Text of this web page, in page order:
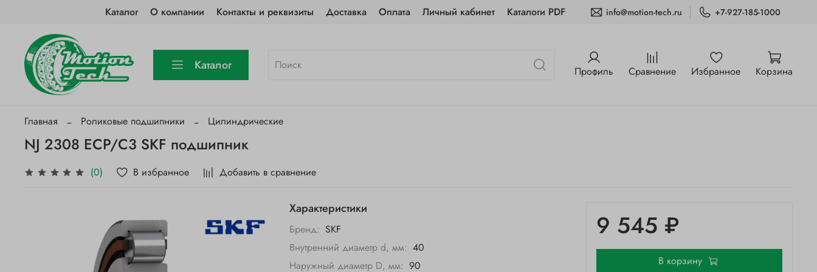
Каталог О компании Контакты и реквизиты Доставка Оплата Личный кабинет Каталоги PDF info@motion-tech.ru +7-927-185-1000
Каталог Профиль Сравнение Избранное Корзина
Главная Роликовые подшипники Цилиндрические
NJ 2308 ECP/C3 SKF подшипник
(0) В избранное Добавить в сравнение
Характеристики
Бренд: SKF
Внутренний диаметр d, мм: 40
Наружный диаметр D, мм: 90
9 545 ₽
В корзину